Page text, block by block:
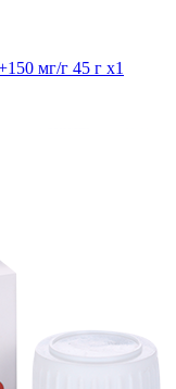
мг/г 45 г x1